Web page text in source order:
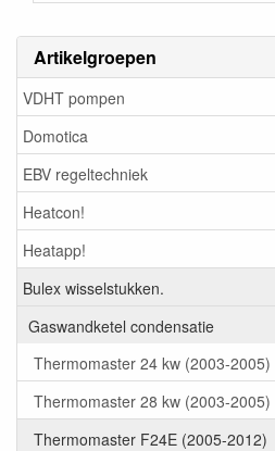
Artikelgroepen
VDHT pompen
Domotica
EBV regeltechniek
Heatcon!
Heatapp!
Bulex wisselstukken.
Gaswandketel condensatie
Thermomaster 24 kw (2003-2005)
Thermomaster 28 kw (2003-2005)
Thermomaster F24E (2005-2012)